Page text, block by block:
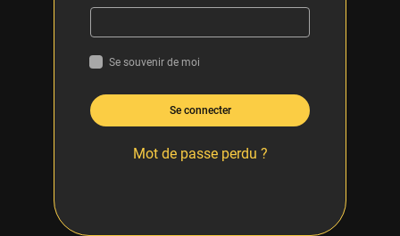
Se souvenir de moi
Se connecter
Mot de passe perdu ?